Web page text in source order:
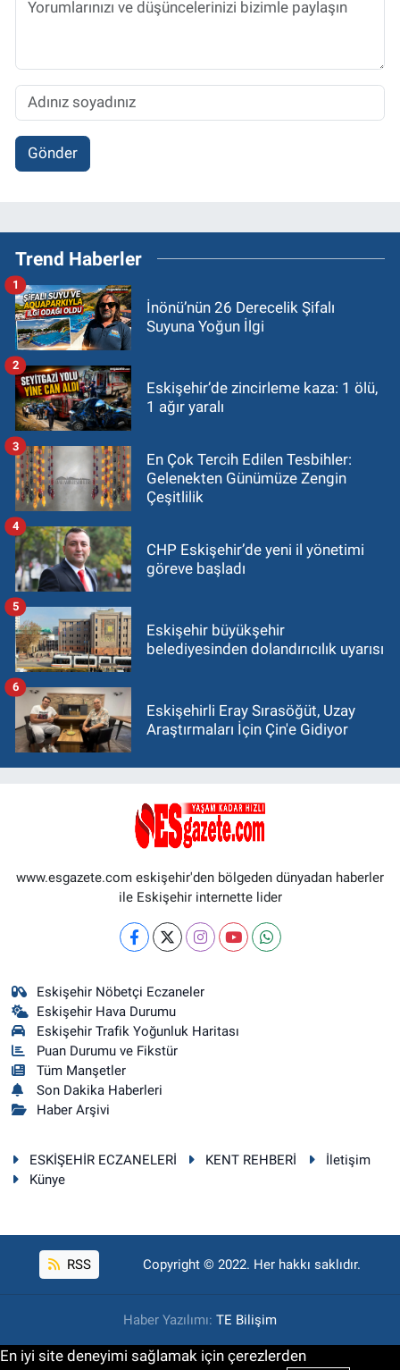
Gönder
Trend Haberler
İnönü’nün 26 Derecelik Şifalı
Suyuna Yoğun İlgi
1
Eskişehir’de zincirleme kaza: 1 ölü,
1 ağır yaralı
2
En Çok Tercih Edilen Tesbihler:
Gelenekten Günümüze Zengin
Çeşitlilik
3
CHP Eskişehir’de yeni il yönetimi
göreve başladı
4
Eskişehir büyükşehir
belediyesinden dolandırıcılık uyarısı
5
Eskişehirli Eray Sırasöğüt, Uzay
Araştırmaları İçin Çin'e Gidiyor
6
www.esgazete.com eskişehir'den bölgeden dünyadan haberler
ile Eskişehir internette lider
Eskişehir Nöbetçi Eczaneler
Eskişehir Hava Durumu
Eskişehir Trafik Yoğunluk Haritası
Puan Durumu ve Fikstür
Tüm Manşetler
Son Dakika Haberleri
Haber Arşivi
ESKİŞEHİR ECZANELERİ KENT REHBERİ
İletişim
Künye
RSS Copyright © 2022. Her hakkı saklıdır.
Haber Yazılımı: TE Bilişim
En iyi site deneyimi sağlamak için çerezlerden